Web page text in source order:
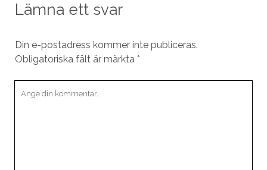
Lämna ett svar
Din e-postadress kommer inte publiceras.
Obligatoriska fält är märkta *
kommentar